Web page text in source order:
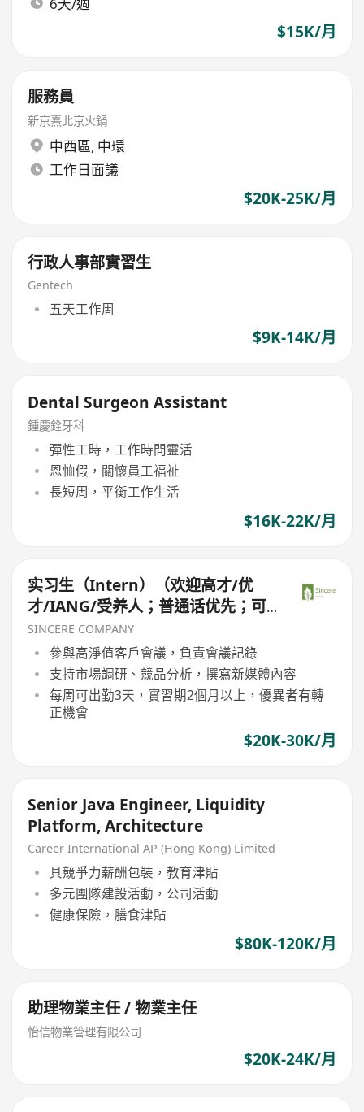
$15K/月
服務員
新京熹北京火鍋
中西區, 中環
工作日面議
$20K-25K/月
行政人事部實習生
Gentech
五天工作周
$9K-14K/月
Dental Surgeon Assistant
鍾慶銓牙科
彈性工時，工作時間靈活
恩恤假，關懷員工福祉
長短周，平衡工作生活
$16K-22K/月
实习生（Intern）（欢迎高才/优
才/IANG/受养人；普通话优先；可
转正/续签）
SINCERE COMPANY
參與高淨值客戶會議，負責會議記錄
支持市場調研、競品分析，撰寫新媒體內容
每周可出勤3天，實習期2個月以上，優異者有轉
正機會
$20K-30K/月
Senior Java Engineer, Liquidity
Platform, Architecture
Career International AP (Hong Kong) Limited
具競爭力薪酬包裝，教育津貼
多元團隊建設活動，公司活動
健康保險，膳食津貼
$80K-120K/月
助理物業主任 / 物業主任
怡信物業管理有限公司
$20K-24K/月